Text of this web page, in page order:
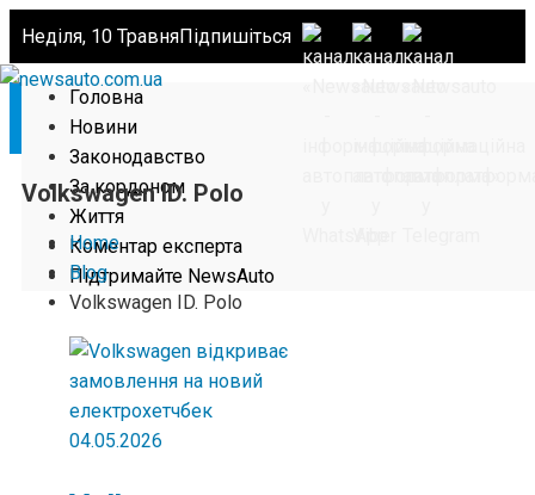
Неділя, 10 ТравняПідпишіться
Головна
Новини
Законодавство
За кордоном
Життя
Коментар експерта
Підтримайте NewsAuto
Volkswagen ID. Polo
Home
Blog
Volkswagen ID. Polo
04.05.2026